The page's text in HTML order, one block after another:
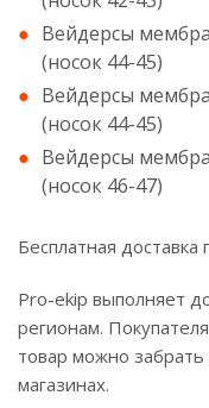
Вейдерсы
(носок 44-45)
Вейдерсы
(носок 44-45)
Вейдерсы
(носок 46-47)
Бесплатная
Pro-ekip выполняет
регионам.
товар можно
магазинах.